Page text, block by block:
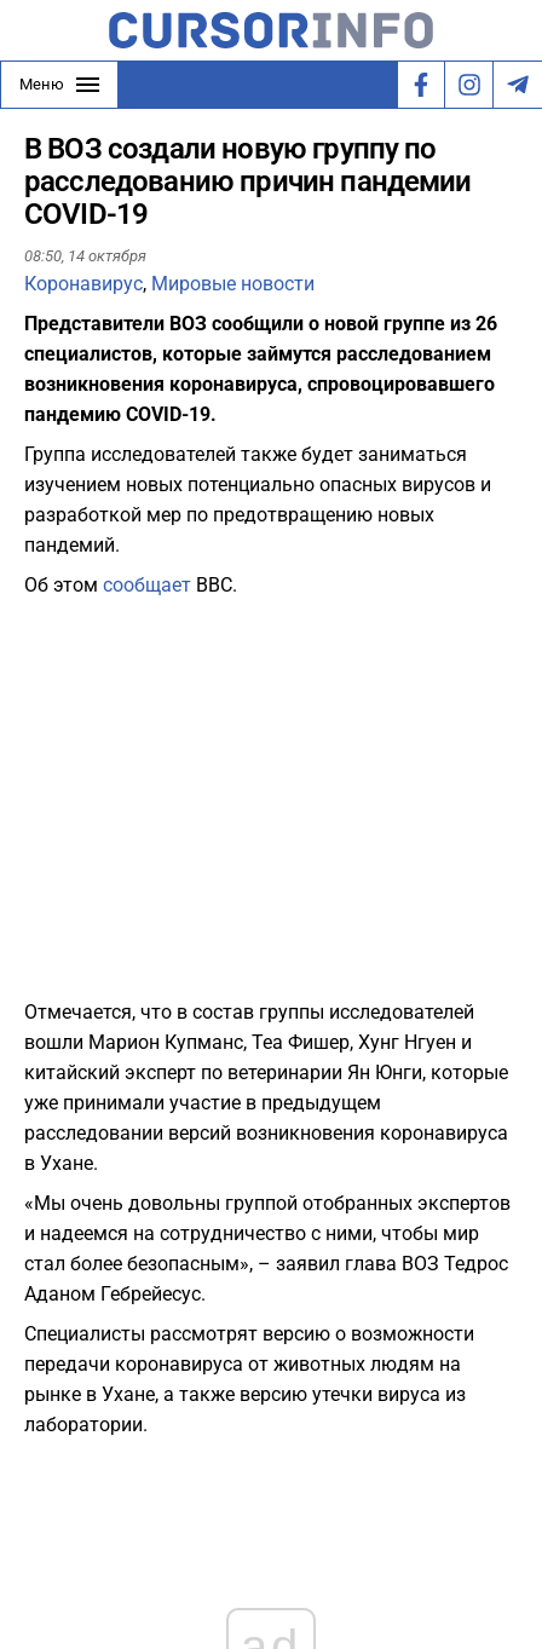
Меню
В ВОЗ создали новую группу по
расследованию причин пандемии
COVID-19
08:50, 14 октября
Коронавирус, Мировые новости
Представители ВОЗ сообщили о новой группе из 26
специалистов, которые займутся расследованием
возникновения коронавируса, спровоцировавшего
пандемию COVID-19.
Группа исследователей также будет заниматься
изучением новых потенциально опасных вирусов и
разработкой мер по предотвращению новых
пандемий.
Об этом сообщает BBC.
Отмечается, что в состав группы исследователей
вошли Марион Купманс, Теа Фишер, Хунг Нгуен и
китайский эксперт по ветеринарии Ян Юнги, которые
уже принимали участие в предыдущем
расследовании версий возникновения коронавируса
в Ухане.
«Мы очень довольны группой отобранных экспертов
и надеемся на сотрудничество с ними, чтобы мир
стал более безопасным», – заявил глава ВОЗ Тедрос
Аданом Гебрейесус.
Специалисты рассмотрят версию о возможности
передачи коронавируса от животных людям на
рынке в Ухане, а также версию утечки вируса из
лаборатории.